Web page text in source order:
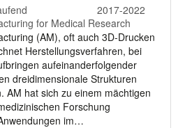
2017-2022
for Medical Research
(AM), oft auch 3D-Drucken
Herstellungsverfahren, bei
aufeinanderfolgender
dreidimensionale Strukturen
AM hat sich zu einem mächtigen
Forschung
im…